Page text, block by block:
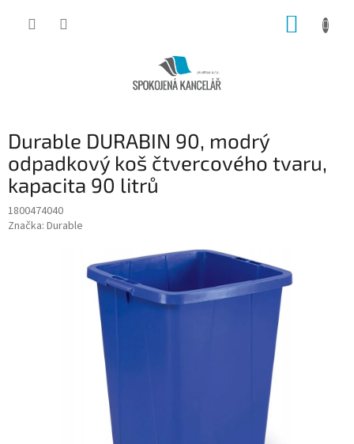
Durable DURABIN 90, modrý
odpadkový koš čtvercového tvaru,
kapacita 90 litrů
1800474040
Značka: Durable